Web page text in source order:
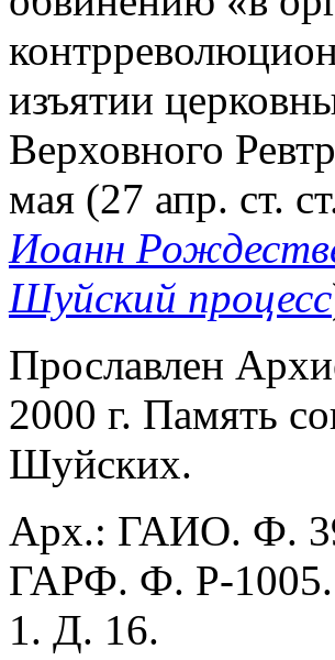
изъятии
Верховного
мая (27 апр. ст.
Иоанн
Шуйский процесс
Прославлен
2000 г. Память
Шуйских.
Арх.: ГАИО. Ф.
ГАРФ. Ф. Р-
1. Д. 16.